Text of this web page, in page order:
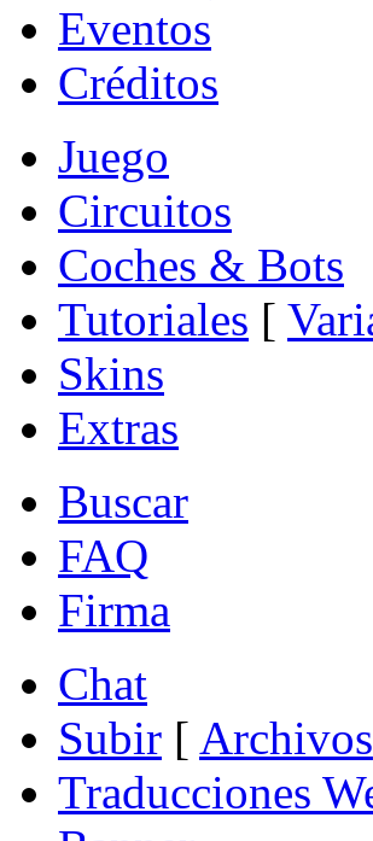
Eventos
Créditos
Juego
Circuitos
Coches & Bots
Tutoriales [
Skins
Extras
Buscar
FAQ
Firma
Chat
Subir [ Archivos
Traducciones